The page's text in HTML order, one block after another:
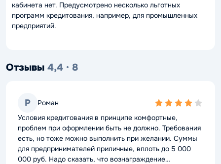
кабинета нет. Предусмотрено несколько льготных
программ кредитования, например, для промышленных
предприятий.
Отзывы 4,4 · 8
Р Роман
4,0
rating
Условия кредитования в принципе комфортные,
проблем при оформлении быть не должно. Требования
есть, но тоже можно выполнить при желании. Суммы
для предпринимателей приличные, вплоть до 5 000
000 руб. Надо сказать, что вознаграждение